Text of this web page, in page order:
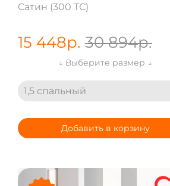
Сатин (300 ТС)
15 448р. 30 894р.
↓ Выберите размер ↓
1,5 спальный
Добавить в корзину